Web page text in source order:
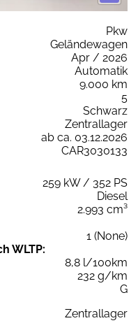
Pkw
Geländewagen
Apr / 2026
Automatik
9.000 km
5
Schwarz
Zentrallager
ab ca. 03.12.2026
CAR3030133
259 kW / 352 PS
Diesel
2.993 cm³
1 (None)
WLTP:
8,8 l/100km
232 g/km
G
Zentrallager